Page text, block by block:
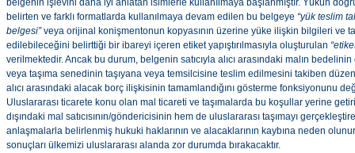
belgenin işlevini daha iyi anlatan isimlerle kullanılmaya başlanmıştır. Yükün
belirten ve farklı formatlarda kullanılmaya devam edilen bu belgeye “yük teslim
belgesi”veya orijinal konişmentonun kopyasının üzerine yüke ilişkin bilgileri ve
edilebileceğini belirttiği bir ibareyi içeren etiket yapıştırılmasıyla oluşturulan
verilmektedir. Ancak bu durum, belgenin satıcıyla alıcı arasındaki malın
veya taşıma senedinin taşıyana veya temsilcisine teslim edilmesini takiben
alıcı arasındaki alacak borç ilişkisinin tamamlandığını gösterme fonksiyonunu
Uluslararası ticarete konu olan mal ticareti ve taşımalarda bu koşullar yerine
dışındaki mal satıcısının/göndericisinin hem de uluslararası taşımayı
anlaşmalarla belirlenmiş hukuki haklarının ve alacaklarının kaybına neden
sonuçları ülkemizi uluslararası alanda zor durumda bırakacaktır.